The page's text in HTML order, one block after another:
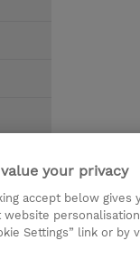
your privacy
accept below gives
website
Settings” link or by